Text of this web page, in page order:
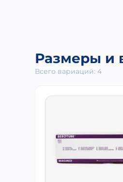
Размеры и
Всего вариаций: 4